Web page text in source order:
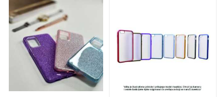
Gaming motivi Crtani filmovi